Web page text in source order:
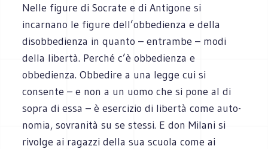
Nelle figure di Socrate e di Antigone si
incarnano le figure dell’obbedienza e della
disobbedienza in quanto – entrambe – modi
della libertà. Perché c’è obbedienza e
obbedienza. Obbedire a una legge cui si
consente – e non a un uomo che si pone al di
sopra di essa – è esercizio di libertà come auto-
nomia, sovranità su se stessi. E don Milani si
rivolge ai ragazzi della sua scuola come ai